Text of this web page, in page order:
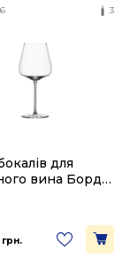
3
для
вина Бордо
грн.